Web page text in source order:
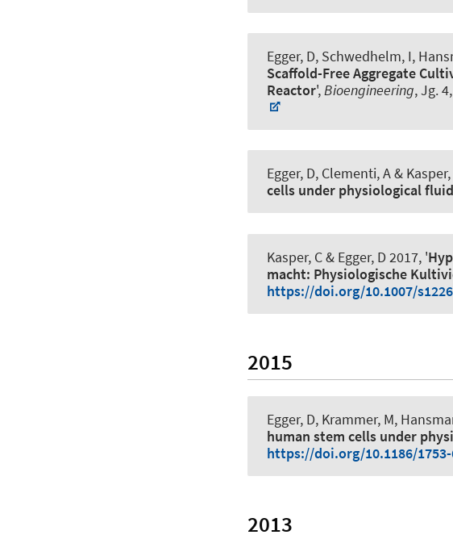
Egger, D, Schwedhelm, I,
Scaffold-Free Aggregate
Reactor',Bioengineering, Jg.
Egger, D, Clementi, A & Kasper,
cells under physiological
Kasper, C& Egger, D 2017, '
macht: Physiologische
https://doi.org/10.1007/
2015
Egger, D, Krammer, M,
human stem cells under
https://doi.org/10.1186/1753-
2013